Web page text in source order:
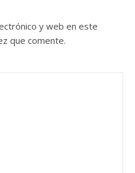
y web en este
que comente.